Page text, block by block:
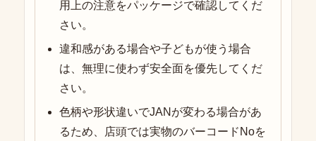
用上の注意をパッケージで確認してくだ
さい。
違和感がある場合や子どもが使う場合
は、無理に使わず安全面を優先してくだ
さい。
色柄や形状違いでJANが変わる場合があ
るため、店頭では実物のバーコードNoを